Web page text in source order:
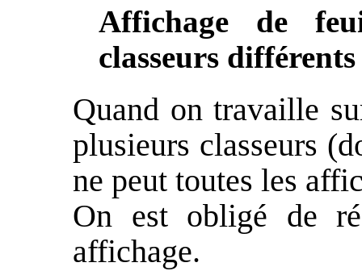
Affichage de
classeurs différents
Quand on travaille
plusieurs classeurs
ne peut toutes les
On est obligé de
affichage.